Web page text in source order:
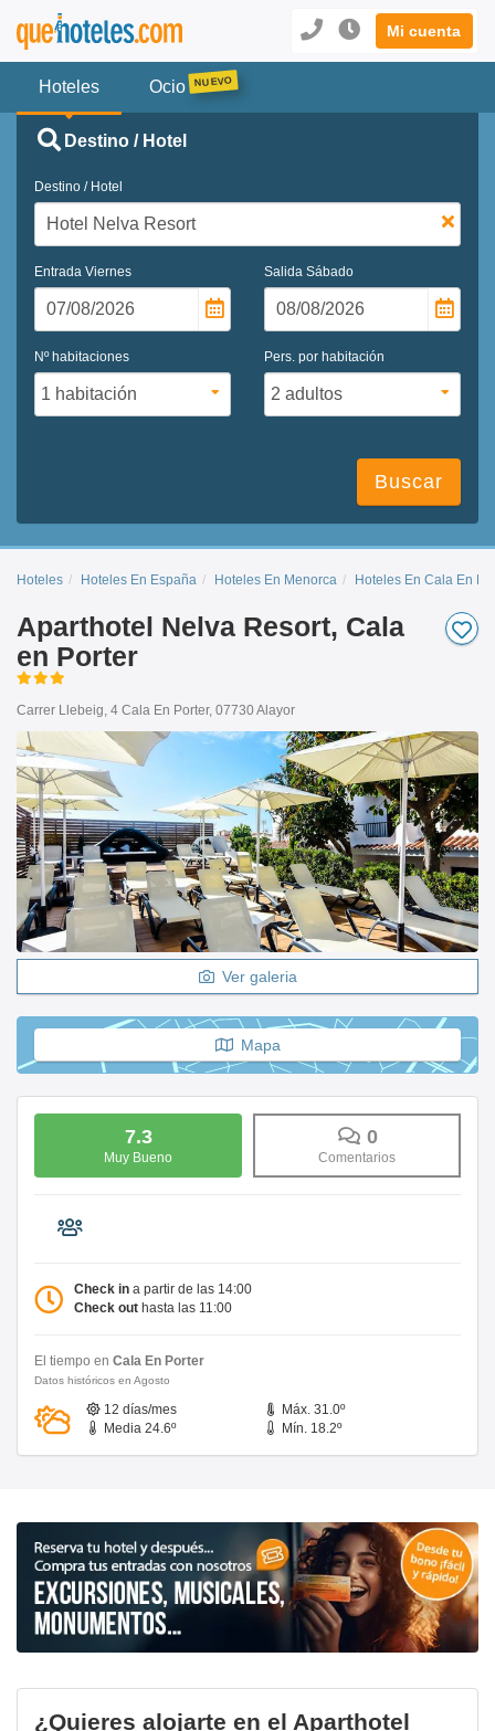
Mi cuenta
Hoteles Ocio
Destino / Hotel
Destino / Hotel
Entrada Viernes Salida Sábado
Nº habitaciones Pers. por habitación
Buscar
Hoteles Hoteles En España Hoteles En Menorca Hoteles En Cala En
Aparthotel Nelva Resort, Cala
en Porter
Carrer Llebeig, 4 Cala En Porter, 07730 Alayor
Ver galeria
Mapa
7.3
Muy Bueno
0
Comentarios
Check in a partir de las 14:00
Check out hasta las 11:00
El tiempo en Cala En Porter
Datos históricos en Agosto
12 días/mes
Máx. 31.0º
Media 24.6º
Mín. 18.2º
¿Quieres alojarte en el Aparthotel